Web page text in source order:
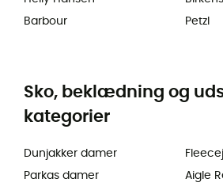
Barbour
Petzl
Sko, beklædning og
kategorier
Dunjakker damer
Parkas damer
Aigle